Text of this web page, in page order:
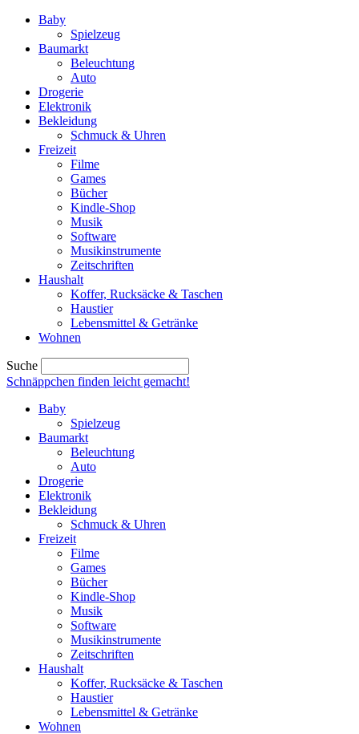
Baby
Spielzeug
Baumarkt
Beleuchtung
Auto
Drogerie
Elektronik
Bekleidung
Schmuck & Uhren
Freizeit
Filme
Games
Bücher
Kindle-Shop
Musik
Software
Musikinstrumente
Zeitschriften
Haushalt
Koffer, Rucksäcke & Taschen
Haustier
Lebensmittel & Getränke
Wohnen
Suche
Schnäppchen finden leicht gemacht!
Baby
Spielzeug
Baumarkt
Beleuchtung
Auto
Drogerie
Elektronik
Bekleidung
Schmuck & Uhren
Freizeit
Filme
Games
Bücher
Kindle-Shop
Musik
Software
Musikinstrumente
Zeitschriften
Haushalt
Koffer, Rucksäcke & Taschen
Haustier
Lebensmittel & Getränke
Wohnen